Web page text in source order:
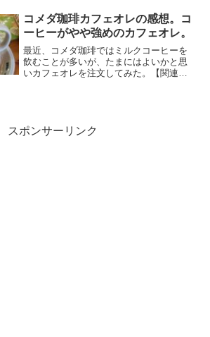
みた。ミルクコーヒーには違いないが、
実店舗のものよりもミルク感...
コメダ珈琲カフェオレの感想。コ
ーヒーがやや強めのカフェオレ。
最近、コメダ珈琲ではミルクコーヒーを
飲むことが多いが、たまにはよいかと思
いカフェオレを注文してみた。【関連記
スポンサーリンク